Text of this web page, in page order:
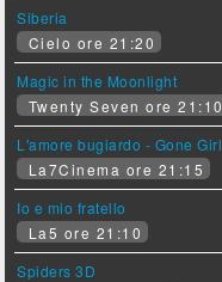
Siberia
Cielo ore 21:20
Magic in the Moonlight
Twenty Seven ore 21:10
L'amore bugiardo - Gone Girl
La7Cinema ore 21:15
Io e mio fratello
La5 ore 21:10
Spiders 3D